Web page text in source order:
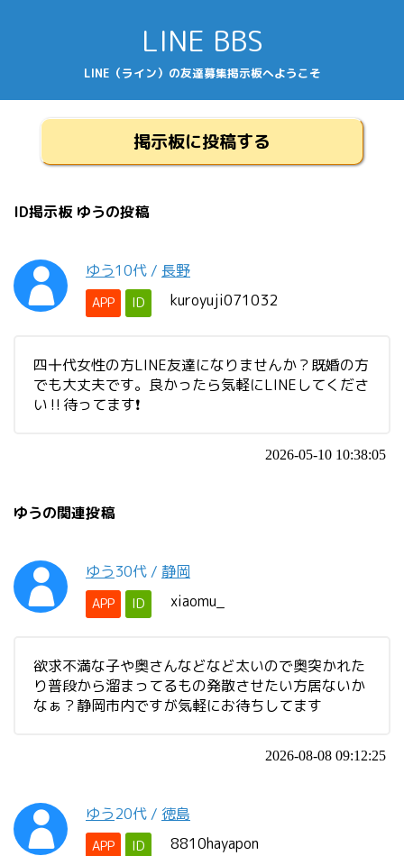
LINE BBS
LINE（ライン）の友達募集掲示板へようこそ
掲示板に投稿する
ID掲示板 ゆうの投稿
ゆう10代 / 長野
APP ID kuroyuji071032
四十代女性の方LINE友達になりませんか？既婚の方
でも大丈夫です。良かったら気軽にLINEしてくださ
い‼️待ってます❗
2026-05-10 10:38:05
ゆうの関連投稿
ゆう30代 / 静岡
APP ID xiaomu_
欲求不満な子や奥さんなどなど太いので奥突かれた
り普段から溜まってるもの発散させたい方居ないか
なぁ？静岡市内ですが気軽にお待ちしてます
2026-08-08 09:12:25
ゆう20代 / 徳島
APP ID 8810hayapon